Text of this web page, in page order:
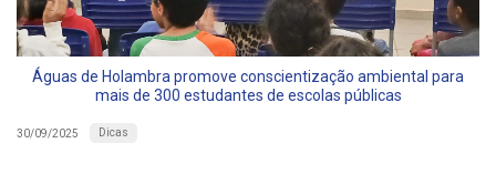
Águas de Holambra promove conscientização ambiental para
mais de 300 estudantes de escolas públicas
30/09/2025 Dicas